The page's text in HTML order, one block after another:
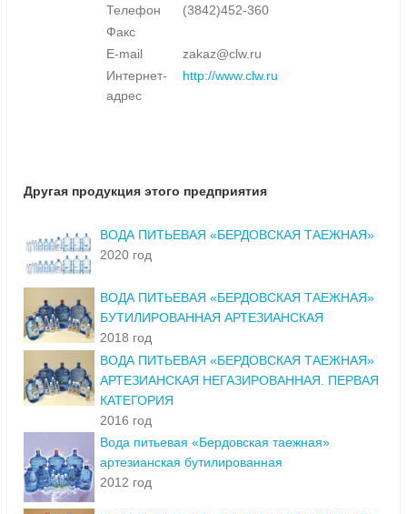
Телефон
(3842)452-360
Факс
E-mail
zakaz@clw.ru
Интернет-
адрес
http://www.clw.ru
Другая продукция этого предприятия
ВОДА ПИТЬЕВАЯ «БЕРДОВСКАЯ ТАЕЖНАЯ»
2020 год
ВОДА ПИТЬЕВАЯ «БЕРДОВСКАЯ ТАЕЖНАЯ»
БУТИЛИРОВАННАЯ АРТЕЗИАНСКАЯ
2018 год
ВОДА ПИТЬЕВАЯ «БЕРДОВСКАЯ ТАЕЖНАЯ»
АРТЕЗИАНСКАЯ НЕГАЗИРОВАННАЯ. ПЕРВАЯ
КАТЕГОРИЯ
2016 год
Вода питьевая «Бердовская таежная»
артезианская бутилированная
2012 год